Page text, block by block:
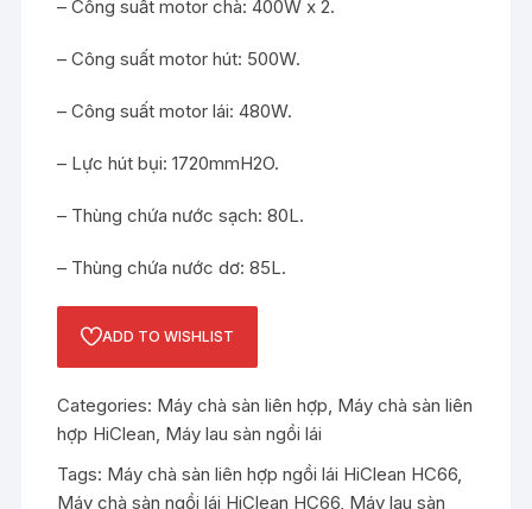
– Công suất motor chà: 400W x 2.
– Công suất motor hút: 500W.
– Công suất motor lái: 480W.
– Lực hút bụi: 1720mmH2O.
– Thùng chứa nước sạch: 80L.
– Thùng chứa nước dơ: 85L.
ADD TO WISHLIST
Categories: Máy chà sàn liên hợp, Máy chà sàn liên
hợp HiClean, Máy lau sàn ngồi lái
Tags: Máy chà sàn liên hợp ngồi lái HiClean HC66,
Máy chà sàn ngồi lái HiClean HC66, Máy lau sàn